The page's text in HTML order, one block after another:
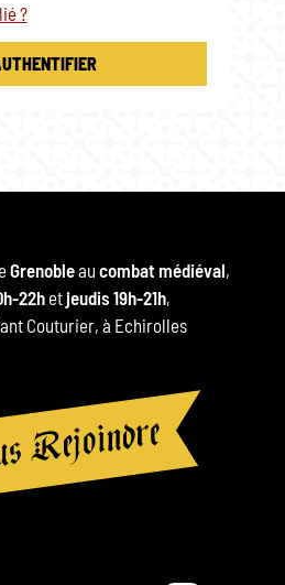
?
Grenobleau combat médiéval ,
22h etjeudis 19h-21h,
Couturier, à Echirolles